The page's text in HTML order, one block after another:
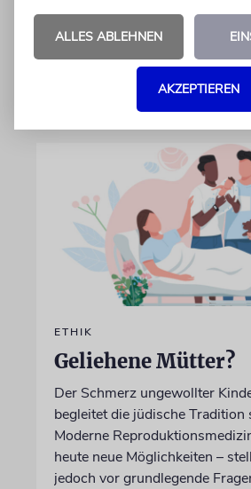
Was unsere Weisen über
von Detlef David Kauschke
ETHIK
Geliehene Mütter?
Der Schmerz ungewollter
begleitet die jüdische Tradition
Moderne
heute neue Möglichkeiten –
jedoch vor grundlegende
ALLES ABLEHNEN
AKZEPTIEREN